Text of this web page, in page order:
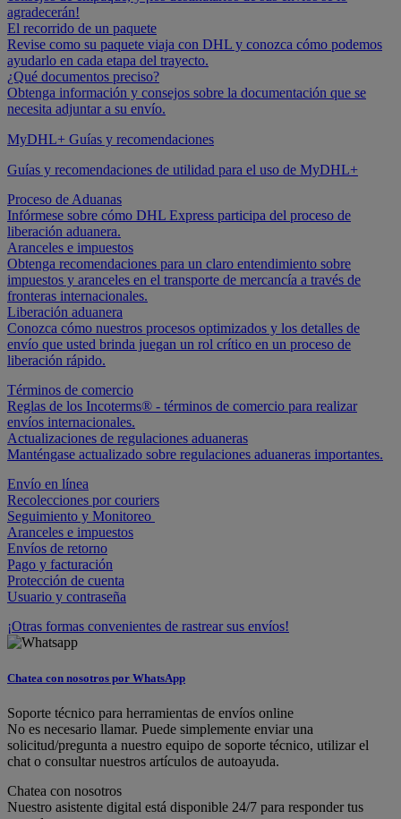
agradecerán!
El recorrido de un paquete
Revise como su paquete viaja con DHL y conozca cómo podemos
ayudarlo en cada etapa del trayecto.
¿Qué documentos preciso?
Obtenga información y consejos sobre la documentación que se
necesita adjuntar a su envío.
MyDHL+ Guías y recomendaciones
Guías y recomendaciones de utilidad para el uso de MyDHL+
Proceso de Aduanas
Infórmese sobre cómo DHL Express participa del proceso de
liberación aduanera.
Aranceles e impuestos
Obtenga recomendaciones para un claro entendimiento sobre
impuestos y aranceles en el transporte de mercancía a través de
fronteras internacionales.
Liberación aduanera
Conozca cómo nuestros procesos optimizados y los detalles de
envío que usted brinda juegan un rol crítico en un proceso de
liberación rápido.
Términos de comercio
Reglas de los Incoterms® - términos de comercio para realizar
envíos internacionales.
Actualizaciones de regulaciones aduaneras
Manténgase actualizado sobre regulaciones aduaneras importantes.
Envío en línea
Recolecciones por couriers
Seguimiento y Monitoreo
Aranceles e impuestos
Envíos de retorno
Pago y facturación
Protección de cuenta
Usuario y contraseña
¡Otras formas convenientes de rastrear sus envíos!
Chatea con nosotros por WhatsApp
Soporte técnico para herramientas de envíos online
No es necesario llamar. Puede simplemente enviar una
solicitud/pregunta a nuestro equipo de soporte técnico, utilizar el
chat o consultar nuestros artículos de autoayuda.
Chatea con nosotros
Nuestro asistente digital está disponible 24/7 para responder tus